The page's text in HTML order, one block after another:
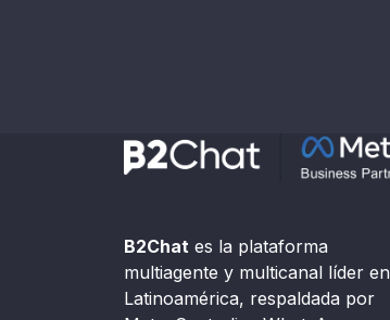
B2Chat es la plataforma
multiagente y multicanal líder en
Latinoamérica, respaldada por